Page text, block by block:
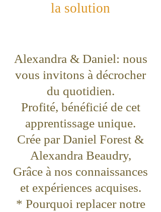
la solution
Alexandra & Daniel: nous
vous invitons à décrocher
du quotidien.
Profité, bénéficié de cet
apprentissage unique.
Crée par Daniel Forest &
Alexandra Beaudry,
Grâce à nos connaissances
et expériences acquises.
* Pourquoi replacer notre